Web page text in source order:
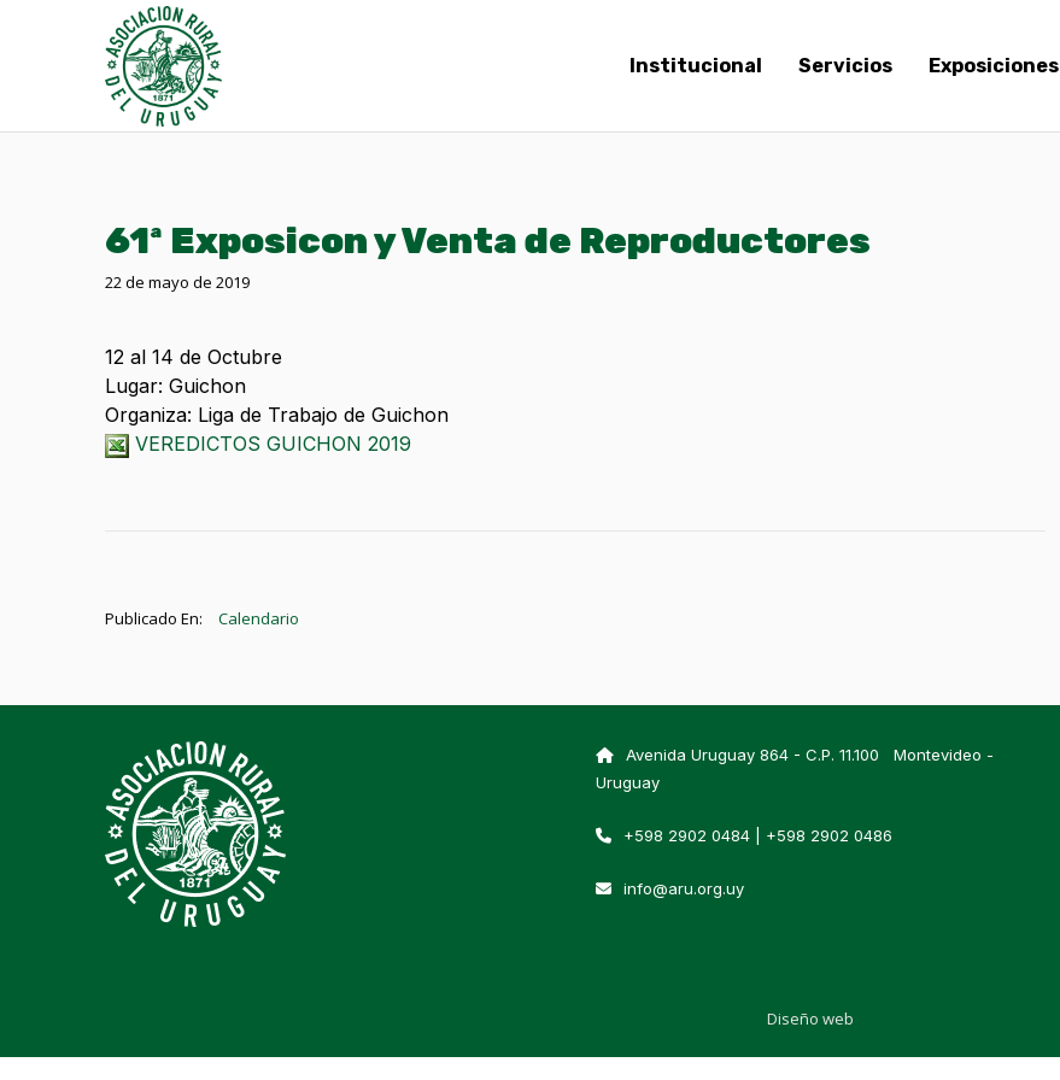
Institucional Servicios Exposiciones
61ª Exposicon y Venta de Reproductores
22 de mayo de 2019
12 al 14 de Octubre
Lugar: Guichon
Organiza: Liga de Trabajo de Guichon
VEREDICTOS GUICHON 2019
Publicado En: Calendario
Avenida Uruguay 864 - C.P. 11.100 Montevideo -
Uruguay
+598 2902 0484 | +598 2902 0486
info@aru.org.uy
Diseño web